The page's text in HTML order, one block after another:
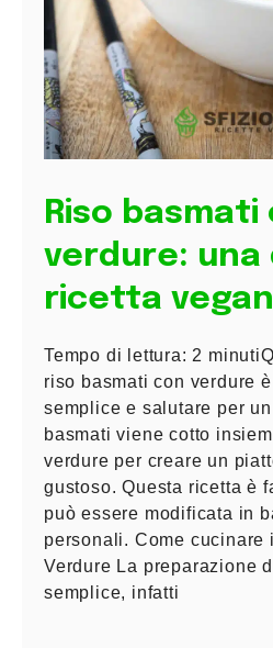
Riso basmati
verdure: una
ricetta vegan
Tempo di lettura: 2
riso basmati con verdure
semplice e salutare per
basmati viene cotto
verdure per creare un
gustoso. Questa ricetta è
può essere modificata in
personali. Come cucinare
Verdure La preparazione
semplice, infatti